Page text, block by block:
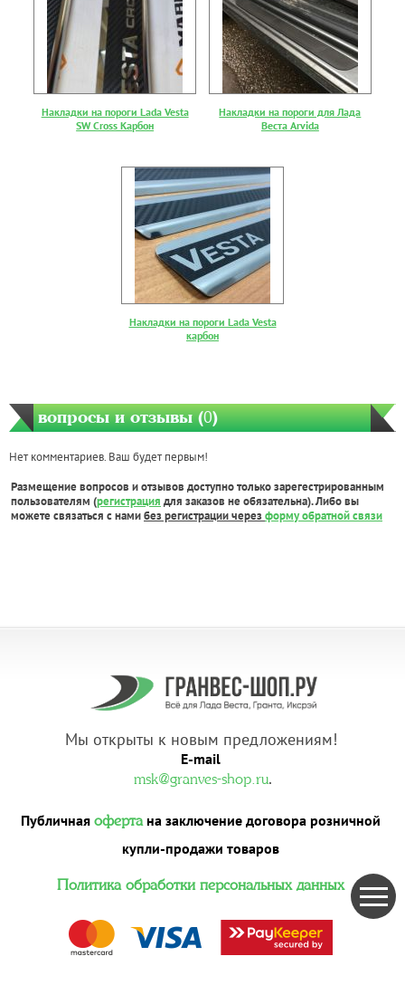
Накладки на пороги Lada Vesta
SW Cross Карбон
Накладки на пороги для Лада
Веста Arvida
Накладки на пороги Lada Vesta
карбон
вопросы и отзывы (0)
Нет комментариев. Ваш будет первым!
Размещение вопросов и отзывов доступно только зарегестрированным
пользователям (регистрация для заказов не обязательна). Либо вы
можете связаться с намибез регистрации через форму обратной связи
Мы открыты к новым предложениям!
E-mail
msk@granves-shop.ru.
Публичная офертана заключение договора розничной
купли-продажи товаров
Политика обработки персональных данных